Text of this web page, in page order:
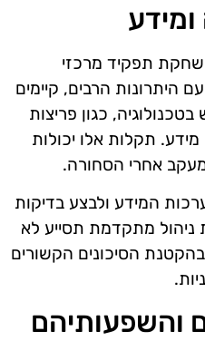
ומידע
משחקת תפקיד מרכזי
היתרונות הרבים, קיימים
כגון פריצות
תקלות אלו יכולות
אחרי הסחורה.
המידע ולבצע בדיקות
מתקדמת תסייע לא
הסיכונים הקשורים
והשפעותיהם